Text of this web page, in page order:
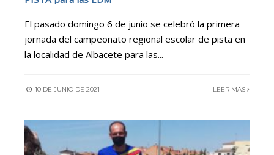
El pasado domingo 6 de junio se celebró la primera
jornada del campeonato regional escolar de pista en
la localidad de Albacete para las...
10 DE JUNIO DE 2021 LEER MÁS